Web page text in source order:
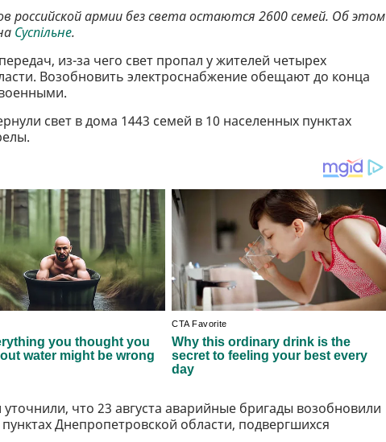
российской армии без света остаются 2600 семей. Об этом
Суспільне.
из-за чего свет пропал у жителей четырех
Возобновить электроснабжение обещают до конца
свет в дома 1443 семей в 10 населенных пунктах
что 23 августа аварийные бригады возобновили
Днепропетровской области, подвергшихся